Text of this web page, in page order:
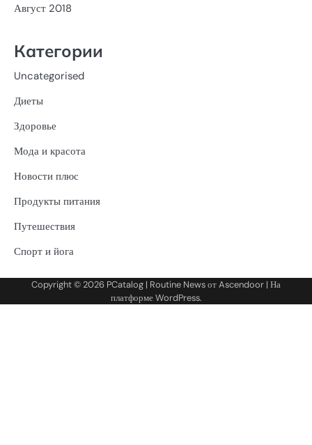
Август 2018
Категории
Uncategorised
Диеты
Здоровье
Мода и красота
Новости плюс
Продукты питания
Путешествия
Спорт и йога
Copyright © 2026 PCatalog | Routine News отAscendoor | На
платформеWordPress.